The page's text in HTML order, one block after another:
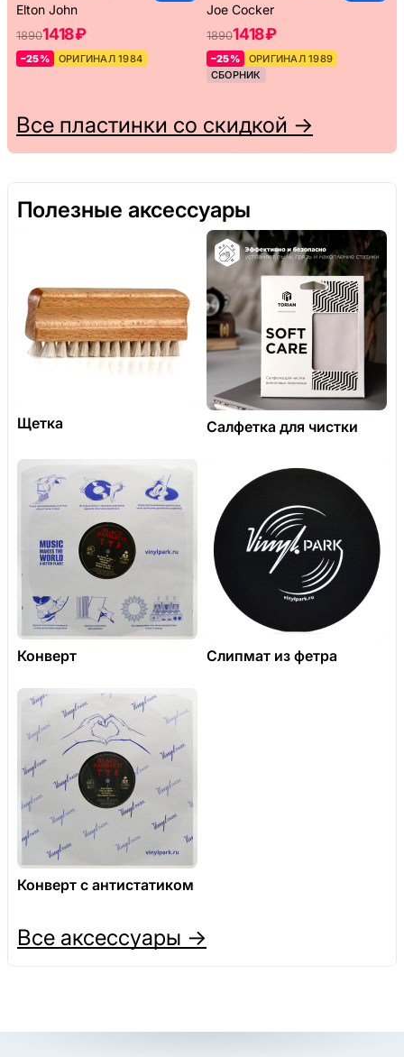
Elton John
18901418 ₽
–25% ОРИГИНАЛ 1984
Joe Cocker
18901418 ₽
–25%
ОРИГИНАЛ 1989
СБОРНИК
Все пластинки со скидкой →
Полезные аксессуары
Щетка Салфетка для чистки
Конверт Слипмат из фетра
Конверт с антистатиком
Все аксессуары →